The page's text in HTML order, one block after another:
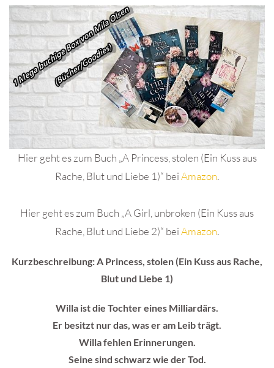
Hier geht es zum Buch „A Princess, stolen (Ein Kuss aus
Rache, Blut und Liebe 1)“ beiAmazon.
Hier geht es zum Buch „A Girl, unbroken (Ein Kuss aus
Rache, Blut und Liebe 2)“ beiAmazon.
Kurzbeschreibung: A Princess, stolen (Ein Kuss aus Rache,
Blut und Liebe 1)
Willa ist die Tochter eines Milliardärs.
Er besitzt nur das, was er am Leib trägt.
Willa fehlen Erinnerungen.
Seine sind schwarz wie der Tod.